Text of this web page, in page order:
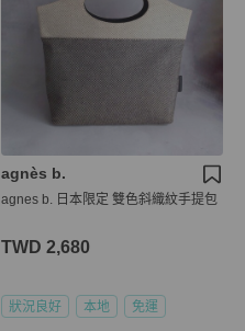
agnès b.
agnes b. 日本限定 雙色斜織紋手提包
TWD 2,680
狀況良好 本地 免運